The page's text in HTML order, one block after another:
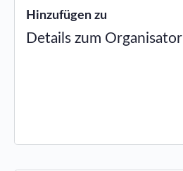
Hinzufügen zu
Details zum Organisator